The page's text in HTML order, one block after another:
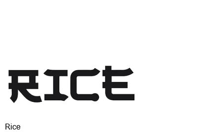
Rice